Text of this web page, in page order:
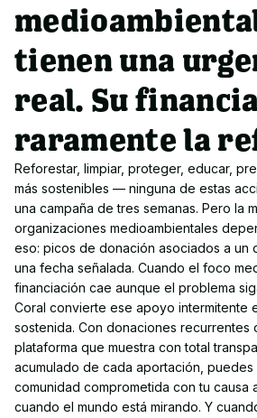
tienen una
real. Su
raramente la
Reforestar, limpiar, proteger, educar,
más sostenibles — ninguna de estas
una campaña de tres semanas. Pero la
organizaciones medioambientales
eso: picos de donación asociados a un
una fecha señalada. Cuando el foco
financiación cae aunque el problema
Coral convierte ese apoyo intermitente
sostenida. Con donaciones recurrentes
plataforma que muestra con total
acumulado de cada aportación, puedes
comunidad comprometida con tu causa
cuando el mundo está mirando. Y